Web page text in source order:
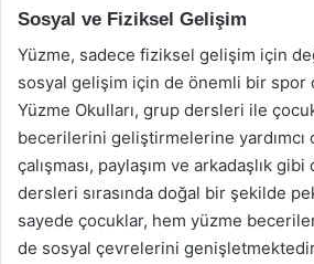
Sosyal ve Fiziksel Gelişim
Yüzme, sadece fiziksel gelişim için
sosyal gelişim için de önemli bir spor
Yüzme Okulları, grup dersleri ile
becerilerini geliştirmelerine yardımcı
çalışması, paylaşım ve arkadaşlık
dersleri sırasında doğal bir şekilde
sayede çocuklar, hem yüzme
de sosyal çevrelerini